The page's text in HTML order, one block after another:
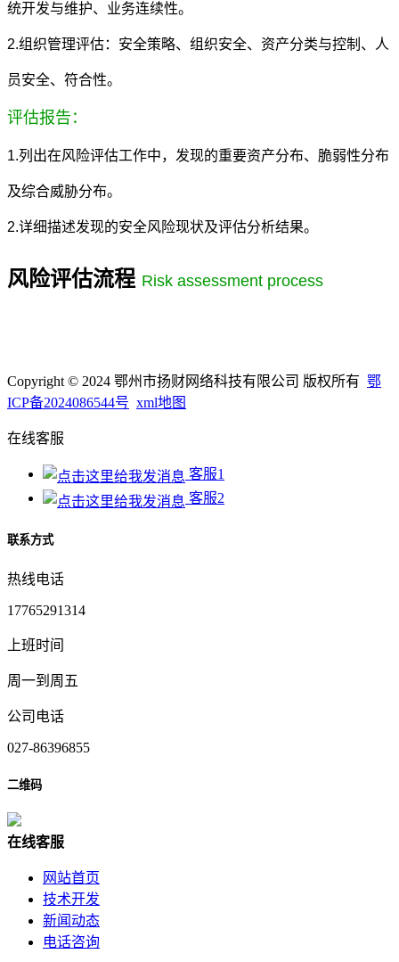
统开发与维护、业务连续性。
2.组织管理评估：安全策略、组织安全、资产分类与控制、人
员安全、符合性。
评估报告：
1.列出在风险评估工作中，发现的重要资产分布、脆弱性分布
及综合威胁分布。
2.详细描述发现的安全风险现状及评估分析结果。
风险评估流程 Risk assessment process
Copyright © 2024 鄂州市扬财网络科技有限公司 版权所有 鄂
ICP备2024086544号 xml地图
在线客服
客服1
客服2
联系方式
热线电话
17765291314
上班时间
周一到周五
公司电话
027-86396855
二维码
在线客服
网站首页
技术开发
新闻动态
电话咨询